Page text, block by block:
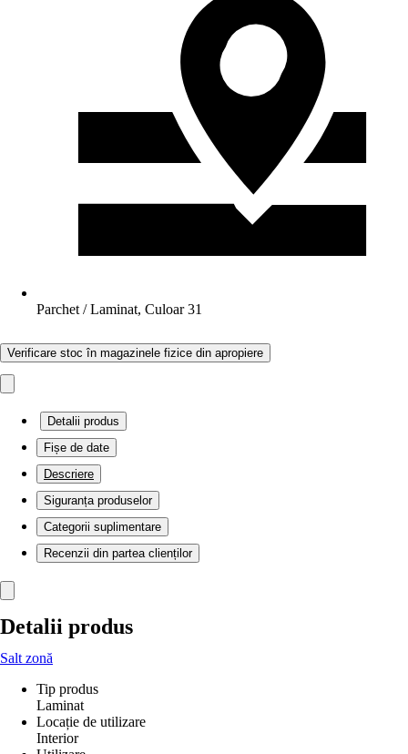
Parchet / Laminat, Culoar 31
Verificare stoc în magazinele fizice din apropiere
Detalii produs
Fișe de date
Descriere
Siguranța produselor
Categorii suplimentare
Recenzii din partea clienților
Detalii produs
Salt zonă
Tip produs
Laminat
Locație de utilizare
Interior